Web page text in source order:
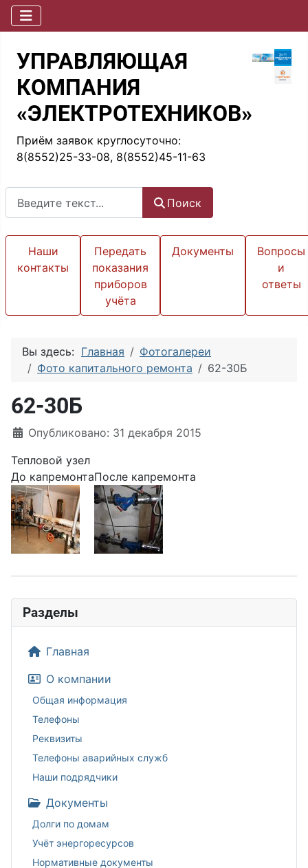
УПРАВЛЯЮЩАЯ
КОМПАНИЯ
«ЭЛЕКТРОТЕХНИКОВ»
Приём заявок круглосуточно:
8(8552)25-33-08, 8(8552)45-11-63
Поиск
Наши
контакты
Передать
показания
приборов
учёта
Документы
Вопросы
и
ответы
Разделы
Главная
О компании
Общая информация
Телефоны
Реквизиты
Телефоны аварийных служб
Наши подрядчики
Документы
Долги по домам
Учёт энергоресурсов
Нормативные документы
Вы здесь: Главная
Фотогалереи
Фото капитального ремонта
62-30Б
62-30Б
Информация о материале
Опубликовано: 31 декабря 2015
Тепловой узел
До капремонтаПосле капремонта